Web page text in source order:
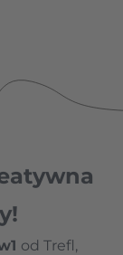
od Trefl,